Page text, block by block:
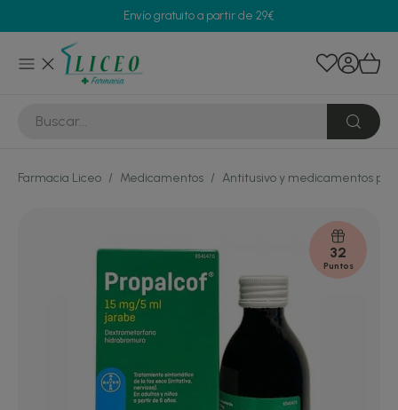
Envío gratuito a partir de 29€
Farmacia Liceo / Medicamentos / Antitusivo y medicamentos
32
Puntos